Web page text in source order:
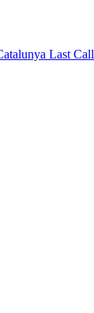
Last Call